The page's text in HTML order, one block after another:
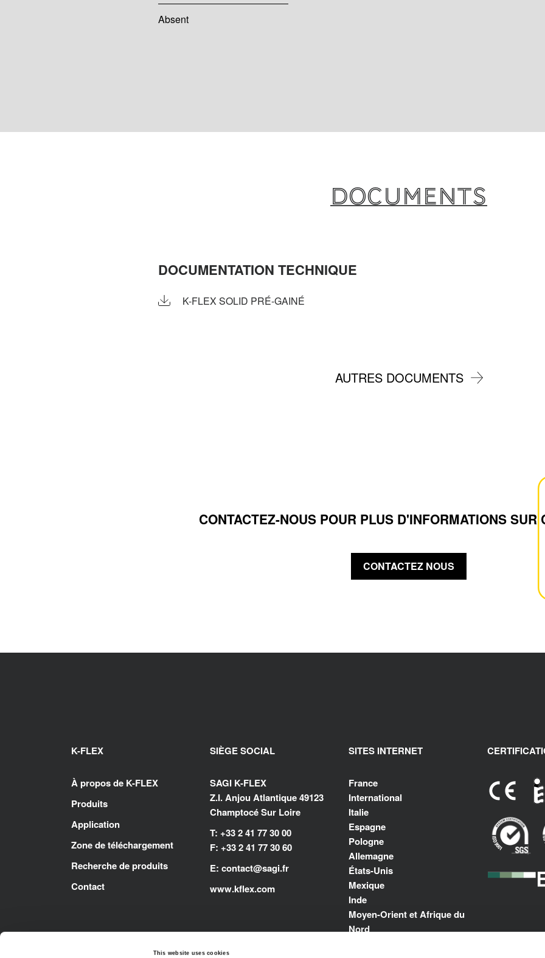
This website uses cookies
Absent
Documents
DOCUMENTATION TECHNIQUE
K-FLEX SOLID PRÉ-GAINÉ
AUTRES DOCUMENTS
CONTACTEZ-NOUS POUR PLUS D'INFORMATIONS SUR
CONTACTEZ NOUS
K-FLEX
À propos de K-FLEX
Produits
Application
Zone de téléchargement
Recherche de produits
Contact
SIÈGE SOCIAL
SAGI K-FLEX
Z.I. Anjou Atlantique 49123
Champtocé Sur Loire
T: +33 2 41 77 30 00
F: +33 2 41 77 30 60
E: contact@sagi.fr
www.kflex.com
SITES INTERNET
France
International
Italie
Espagne
Pologne
Allemagne
États-Unis
Mexique
Inde
Moyen-Orient et Afrique du
Nord